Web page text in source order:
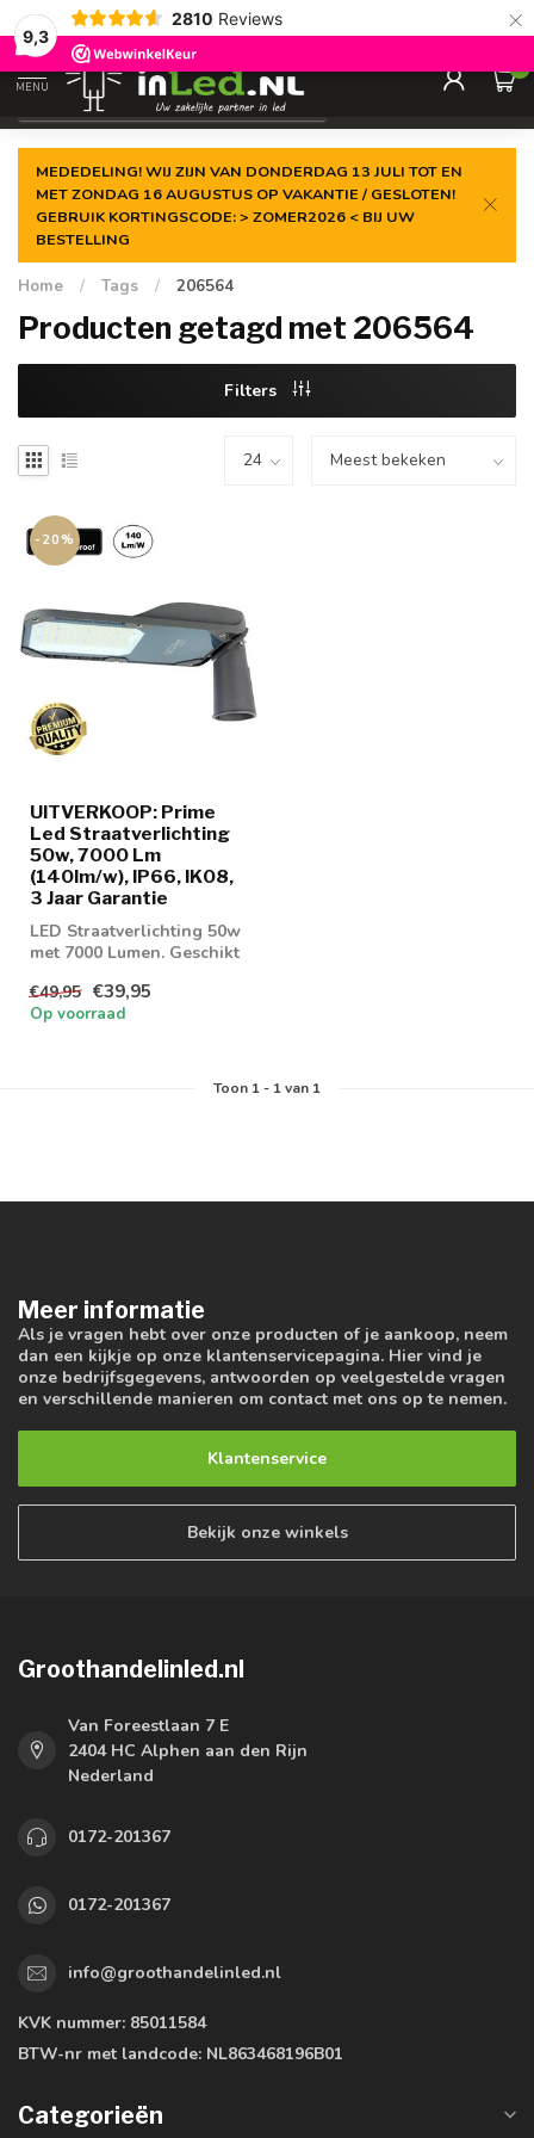
9,3
2810 Reviews ×
Gegarandeerde delaagste prijs
MENU
0
MEDEDELING! WIJ ZIJN VAN DONDERDAG 13 JULI TOT EN
MET ZONDAG 16 AUGUSTUS OP VAKANTIE / GESLOTEN!
GEBRUIK KORTINGSCODE: > ZOMER2026 < BIJ UW
BESTELLING
Home / Tags / 206564
Producten getagd met 206564
Filters
-20%
UITVERKOOP: Prime
Led Straatverlichting
50w, 7000 Lm
(140lm/w), IP66, IK08,
3 Jaar Garantie
LED Straatverlichting 50w
met 7000 Lumen. Geschikt
gevel...
€49,95 €39,95
Op voorraad
Toon 1- 1van 1
Meer informatie
Als je vragen hebt over onze producten of je aankoop, neem
dan een kijkje op onze klantenservicepagina. Hier vind je
onze bedrijfsgegevens, antwoorden op veelgestelde vragen
en verschillende manieren om contact met ons op te nemen.
Klantenservice
Bekijk onze winkels
Groothandelinled.nl
Van Foreestlaan 7 E
2404 HC Alphen aan den Rijn
Nederland
0172-201367
0172-201367
info@groothandelinled.nl
KVK nummer: 85011584
BTW-nr met landcode: NL863468196B01
Categorieën